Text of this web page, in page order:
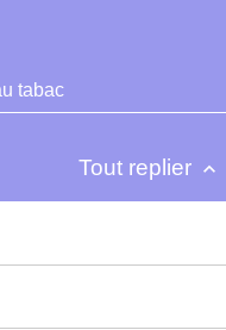
tabac
Tout replier keyboard_arrow_up